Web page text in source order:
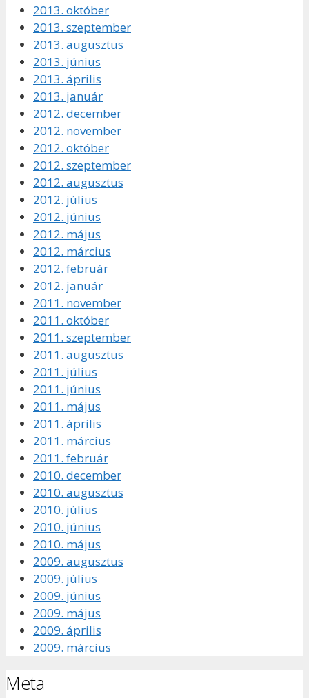
2013. október
2013. szeptember
2013. augusztus
2013. június
2013. április
2013. január
2012. december
2012. november
2012. október
2012. szeptember
2012. augusztus
2012. július
2012. június
2012. május
2012. március
2012. február
2012. január
2011. november
2011. október
2011. szeptember
2011. augusztus
2011. július
2011. június
2011. május
2011. április
2011. március
2011. február
2010. december
2010. augusztus
2010. július
2010. június
2010. május
2009. augusztus
2009. július
2009. június
2009. május
2009. április
2009. március
Meta